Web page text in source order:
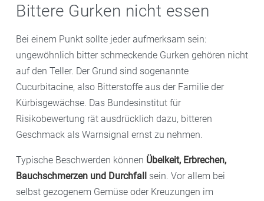
Bittere Gurken nicht essen
Bei einem Punkt sollte jeder aufmerksam sein:
ungewöhnlich bitter schmeckende Gurken gehören nicht
auf den Teller. Der Grund sind sogenannte
Cucurbitacine, also Bitterstoffe aus der Familie der
Kürbisgewächse. Das Bundesinstitut für
Risikobewertung rät ausdrücklich dazu, bitteren
Geschmack als Warnsignal ernst zu nehmen.
Typische Beschwerden können Übelkeit, Erbrechen,
Bauchschmerzen und Durchfall sein. Vor allem bei
selbst gezogenem Gemüse oder Kreuzungen im